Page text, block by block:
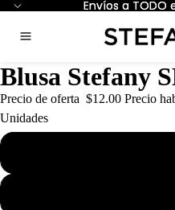
Envíos a TODO
Envíos a TODO
Blusa Stefany
Precio de oferta $12.00 Precio
Unidades